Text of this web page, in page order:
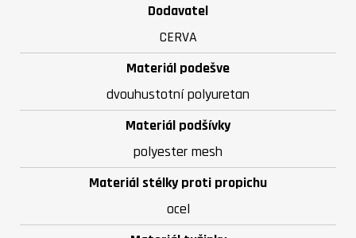
Dodavatel
CERVA
Materiál podešve
dvouhustotní polyuretan
Materiál podšívky
polyester mesh
Materiál stélky proti propichu
ocel